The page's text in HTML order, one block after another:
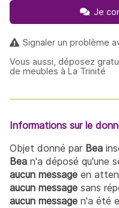
Je
Signaler un problème
Vous aussi, déposez
de meubles à La Trinité
Informations sur le
Objet donné par Bea
Bea n'a déposé qu'une
aucun message en
aucun message sans
aucun message n'a été